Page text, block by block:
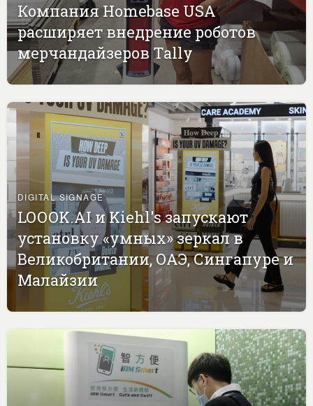
Компания Homebase USA
расширяет внедрение роботов
мерчандайзеров Tally
DIGITAL SIGNAGE
LOOOK.AI и Kiehl's запускают
установку «умных» зеркал в
Великобритании, ОАЭ, Сингапуре и
Малайзии